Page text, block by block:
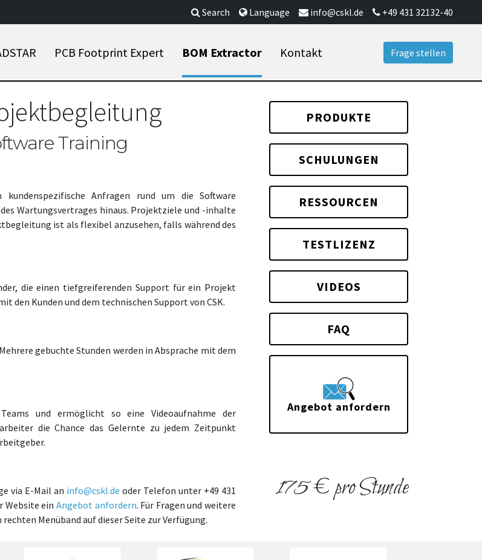
Search Language info@cskl.de +49 431 32132-40
PCB Footprint Expert BOM Extractor Kontakt Frage stellen
Training
Anfragen rund um die Software
Wartungsvertrages hinaus. Projektziele und -inhalte
ist als flexibel anzusehen, falls während des
die einen tiefgreiferenden Support für ein Projekt
Kunden und dem technischen Support von CSK.
gebuchte Stunden werden in Absprache mit dem
und ermöglicht so eine Videoaufnahme der
die Chance das Gelernte zu jedem Zeitpunkt
via E-Mail an info@cskl.de oder Telefon unter +49 431
Website ein Angebot anfordern. Für Fragen und weitere
rechten Menüband auf dieser Seite zur Verfügung.
PRODUKTE
SCHULUNGEN
RESSOURCEN
TESTLIZENZ
VIDEOS
FAQ
Angebot anfordern
175 € pro Stunde